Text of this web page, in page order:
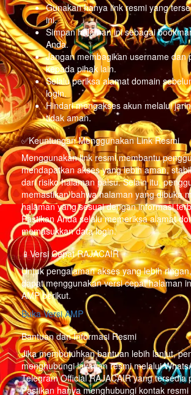
Gunakan hanya link resmi yang
ini.
Simpan halaman ini sebagai
Anda.
Jangan membagikan username dan
kepada pihak lain.
Selalu periksa alamat domain
login.
Hindari mengakses akun melalui
tidak aman.
✅Keuntungan Menggunakan Link Resmi
Menggunakan link resmi membantu
mendapatkan akses yang lebih aman,
dari risiko halaman palsu. Selain itu,
memastikan bahwa halaman yang dibuka
halaman yang sesuai dengan informasi
Pastikan Anda selalu memeriksa alamat
memasukkan data login.
📱Versi Cepat RAJACAIR
Untuk pengalaman akses yang lebih
dapat menggunakan versi cepat halaman
AMP berikut.
Buka Versi AMP
Bantuan dan Informasi Resmi
Jika membutuhkan bantuan lebih lanjut,
menghubungi layanan resmi melalui
Telegram Official RAJACAIR yang tersedia
Pastikan hanya menghubungi kontak